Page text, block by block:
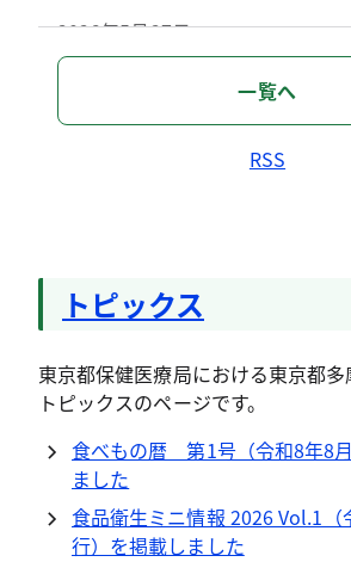
2026年5月27日
令和８年度 健康づくり調理
について
市）
2024年10月9日
保健医療局
「東京都北多摩南部地域保健
一覧へ
RSS
トピックス
東京都保健医療局における東京都
トピックスのページです。
食べもの暦 第1号（令和8年8
ました
食品衛生ミニ情報 2026 Vol.1（
行）を掲載しました